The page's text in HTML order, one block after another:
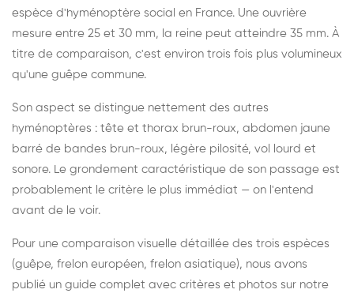
espèce d'hyménoptère social en France. Une ouvrière
mesure entre 25 et 30 mm, la reine peut atteindre 35 mm. À
titre de comparaison, c'est environ trois fois plus volumineux
qu'une guêpe commune.
Son aspect se distingue nettement des autres
hyménoptères : tête et thorax brun-roux, abdomen jaune
barré de bandes brun-roux, légère pilosité, vol lourd et
sonore. Le grondement caractéristique de son passage est
probablement le critère le plus immédiat — on l'entend
avant de le voir.
Pour une comparaison visuelle détaillée des trois espèces
(guêpe, frelon européen, frelon asiatique), nous avons
publié un guide complet avec critères et photos sur notre